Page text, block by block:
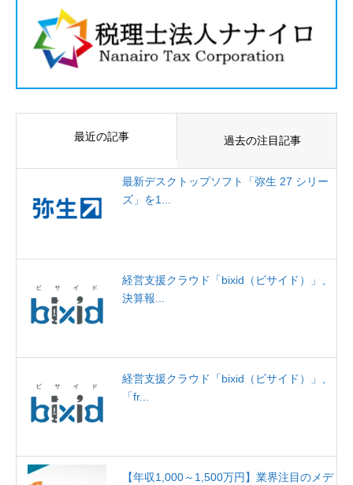
最近の記事 過去の注目記事
最新デスクトップソフト「弥生 27 シリー
ズ」を1...
経営支援クラウド「bixid（ビサイド）」、
決算報...
経営支援クラウド「bixid（ビサイド）」、
「fr...
【年収1,000～1,500万円】業界注目のメデ